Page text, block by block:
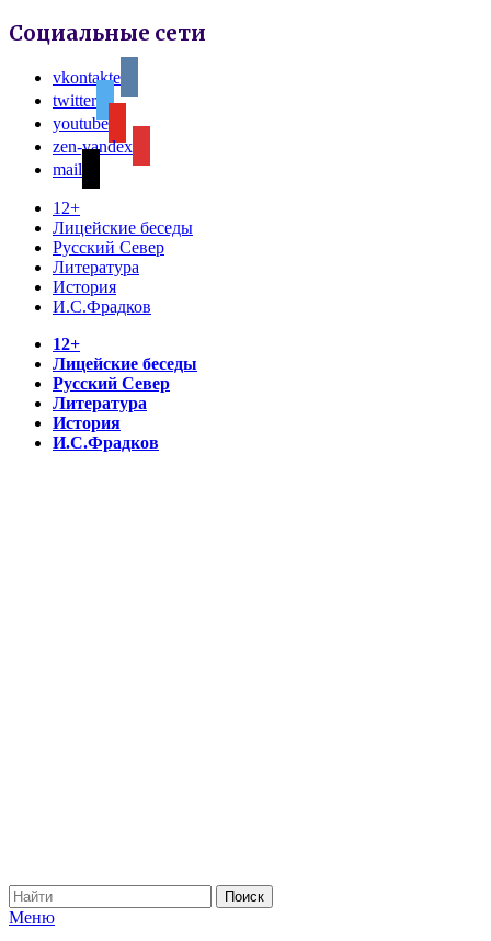
Социальные сети
vkontakte
twitter
youtube
zen-yandex
mail
12+
Лицейские беседы
Русский Север
Литература
История
И.С.Фрадков
12+
Лицейские беседы
Русский Север
Литература
История
И.С.Фрадков
Меню